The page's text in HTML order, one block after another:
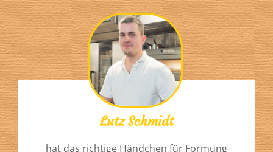
Lutz Schmidt
hat das richtige Händchen für Formung